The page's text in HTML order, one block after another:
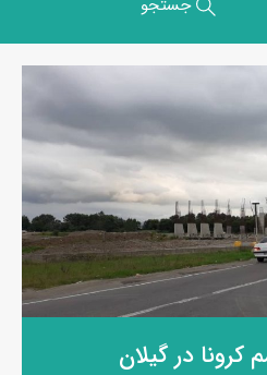
جستجو
در گیلان